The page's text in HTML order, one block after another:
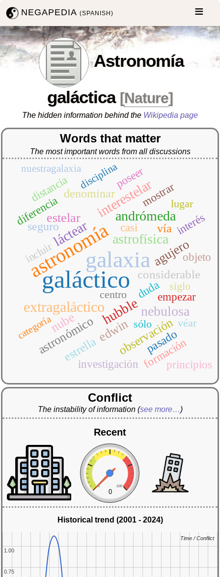
NEGAPEDIA(SPANISH)
Astronomía
galáctica [Nature]
The hidden information behind the Wikipedia page
Words that matter
The most important words from all discussions
galáctico
galaxia
astronomía
extragaláctico
andrómeda
astrofísica
hubble
interestelar
láctear
nebulosa
agujero
edwin
estelar
nube
astronómico
considerable
observación
denominar
duda
estrella pasado
seguro vía
casi
diferencia
distancia
empezar
formación
interés
investigación
mostrar
objeto
poseer
principios
centro
incluir
lugar
siglo
sólo véar
disciplina
nuestragalaxia
categoría
Conflict
The instability of information (see more…)
Recent
0 100
0
Historical trend (2001 - 2024)
0.75
0.75
1.00
1.00
Time / Conflict
Time / Conflict